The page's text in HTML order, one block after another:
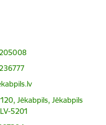
Jēkabpils, Jēkabpils
5201